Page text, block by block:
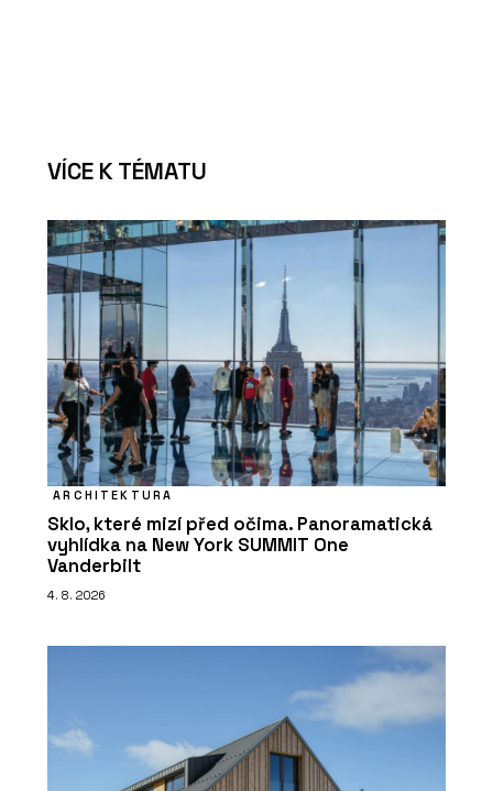
VÍCE K TÉMATU
ARCHITEKTURA
Sklo, které mizí před očima. Panoramatická
vyhlídka na New York SUMMIT One
Vanderbilt
4. 8. 2026